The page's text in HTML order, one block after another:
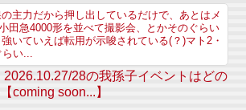
主力だから押し出しているだけで、あとはメ
田急4000形を並べて撮影会、とかそのぐらい
いていえば転用が示唆されている(？)マト2・
らい...
2026.10.27/28の我孫子イベントはどの
coming soon...】